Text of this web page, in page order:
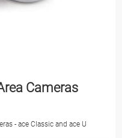
Cameras
- ace Classic and ace U